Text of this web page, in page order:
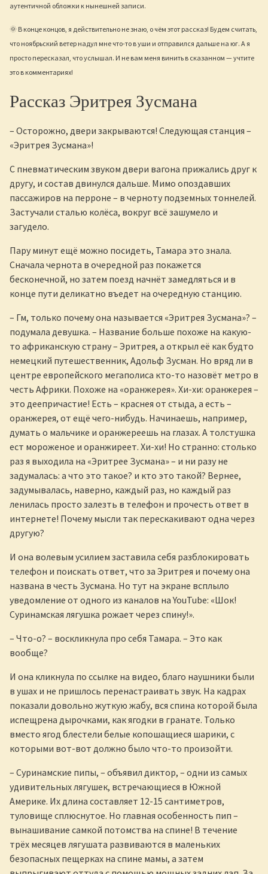
аутентичной обложки к нынешней записи.
🌞 В конце концов, я действительно не знаю, о чём этот рассказ! Будем считать,
что ноябрьский ветер надул мне что-то в уши и отправился дальше на юг. А я
просто пересказал, что услышал. И не вам меня винить в сказанном — учтите
это в комментариях!
Рассказ Эритрея Зусмана
– Осторожно, двери закрываются! Следующая станция –
«Эритрея Зусмана»!
С пневматическим звуком двери вагона прижались друг к
другу, и состав двинулся дальше. Мимо опоздавших
пассажиров на перроне – в черноту подземных тоннелей.
Застучали сталью колёса, вокруг всё зашумело и
загудело.
Пару минут ещё можно посидеть, Тамара это знала.
Сначала чернота в очередной раз покажется
бесконечной, но затем поезд начнёт замедляться и в
конце пути деликатно въедет на очередную станцию.
– Гм, только почему она называется «Эритрея Зусмана»? –
подумала девушка. – Название больше похоже на какую-
то африканскую страну – Эритрея, а открыл её как будто
немецкий путешественник, Адольф Зусман. Но вряд ли в
центре европейского мегаполиса кто-то назовёт метро в
честь Африки. Похоже на «оранжерея». Хи-хи: оранжерея –
это деепричастие! Есть – краснея от стыда, а есть –
оранжерея, от ещё чего-нибудь. Начинаешь, например,
думать о мальчике и оранжереешь на глазах. А толстушка
ест мороженое и оранжиреет. Хи-хи! Но странно: столько
раз я выходила на «Эритрее Зусмана» – и ни разу не
задумалась: а что это такое? и кто это такой? Вернее,
задумывалась, наверно, каждый раз, но каждый раз
ленилась просто залезть в телефон и прочесть ответ в
интернете! Почему мысли так перескакивают одна через
другую?
И она волевым усилием заставила себя разблокировать
телефон и поискать ответ, что за Эритрея и почему она
названа в честь Зусмана. Но тут на экране всплыло
уведомление от одного из каналов на YouTube: «Шок!
Суринамская лягушка рожает через спину!».
– Что-о? – воскликнула про себя Тамара. – Это как
вообще?
И она кликнула по ссылке на видео, благо наушники были
в ушах и не пришлось перенастраивать звук. На кадрах
показали довольно жуткую жабу, вся спина которой была
испещрена дырочками, как ягодки в гранате. Только
вместо ягод блестели белые копошащиеся шарики, с
которыми вот-вот должно было что-то произойти.
– Суринамские пипы, – объявил диктор, – одни из самых
удивительных лягушек, встречающиеся в Южной
Америке. Их длина составляет 12-15 сантиметров,
туловище сплюснутое. Но главная особенность пип –
вынашивание самкой потомства на спине! В течение
трёх месяцев лягушата развиваются в маленьких
безопасных пещерках на спине мамы, а затем